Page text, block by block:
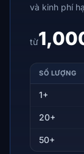
và kinh phí
từ
SỐ LƯỢNG
1+
20+
50+